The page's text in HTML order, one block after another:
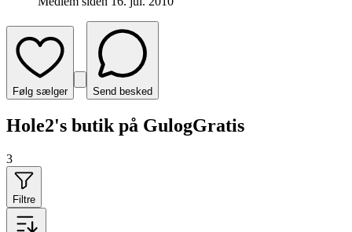
Følg sælger Send besked
Hole2's butik på GulogGratis
3
Filtre